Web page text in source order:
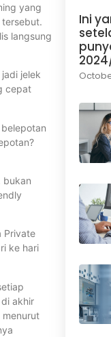
yang
langsung
jelek
cepat
bukan
Private
ke hari
akhir
Ini